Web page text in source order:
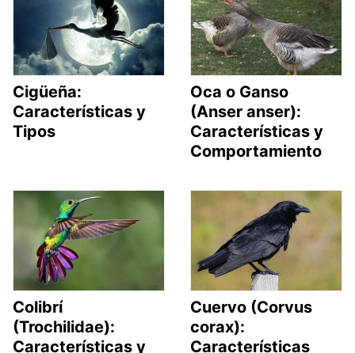
Cigüeña:
Características y
Tipos
Oca o Ganso
(Anser anser):
Características y
Comportamiento
Colibrí
(Trochilidae):
Características y
Cuervo (Corvus
corax):
Características